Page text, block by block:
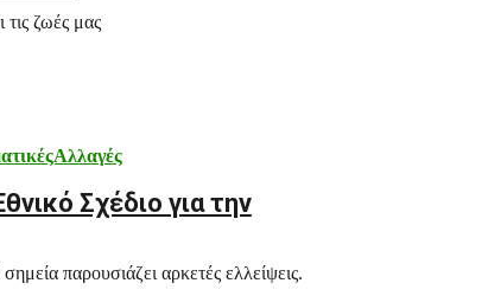
ζωές μας
Σχέδιο για την
παρουσιάζει αρκετές ελλείψεις.